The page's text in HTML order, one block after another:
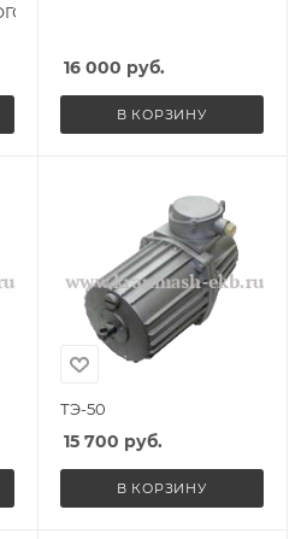
16 000 руб.
В КОРЗИНУ
ТЭ-50
15 700 руб.
В КОРЗИНУ